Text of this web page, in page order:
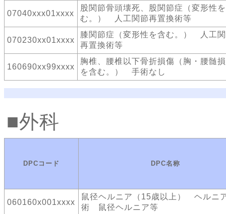
07040xxx01xxxx
股関節骨頭壊死、股関節症（変形性
む。） 人工関節再置換術等
070230xx01xxxx
膝関節症（変形性を含む。） 人工
再置換術等
160690xx99xxxx
胸椎、腰椎以下骨折損傷（胸・腰髄
を含む。） 手術なし
外科
DPCコード DPC名称
060160x001xxxx
鼠径ヘルニア（15歳以上） ヘルニ
術 鼠径ヘルニア等